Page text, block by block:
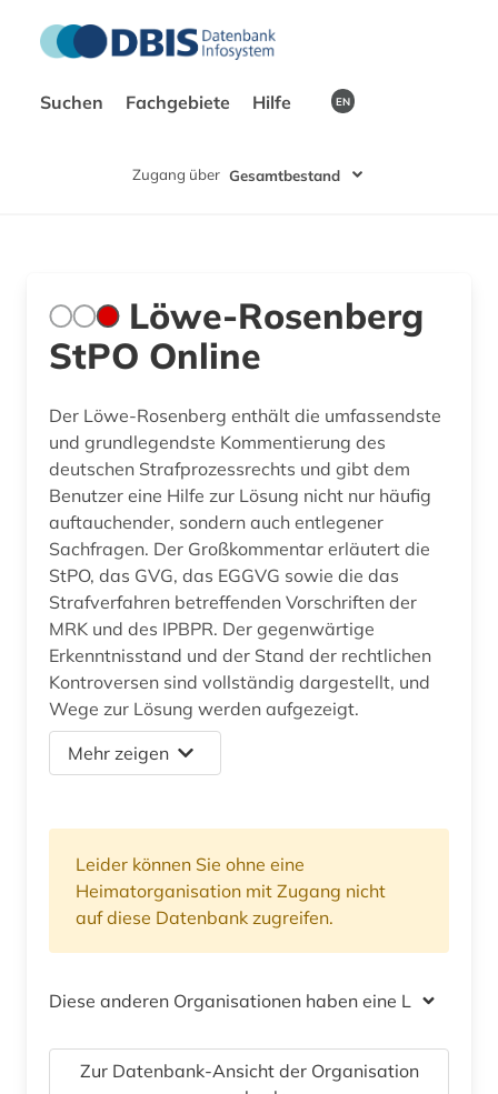
Suchen Fachgebiete Hilfe EN
Zugang über Gesamtbestand
Löwe-Rosenberg
StPO Online
Der Löwe-Rosenberg enthält die umfassendste
und grundlegendste Kommentierung des
deutschen Strafprozessrechts und gibt dem
Benutzer eine Hilfe zur Lösung nicht nur häufig
auftauchender, sondern auch entlegener
Sachfragen. Der Großkommentar erläutert die
StPO, das GVG, das EGGVG sowie die das
Strafverfahren betreffenden Vorschriften der
MRK und des IPBPR. Der gegenwärtige
Erkenntnisstand und der Stand der rechtlichen
Kontroversen sind vollständig dargestellt, und
Wege zur Lösung werden aufgezeigt.
Mehr zeigen
Leider können Sie ohne eine
Heimatorganisation mit Zugang nicht
auf diese Datenbank zugreifen.
Diese anderen Organisationen haben eine Lizenz
Zur Datenbank-Ansicht der Organisation